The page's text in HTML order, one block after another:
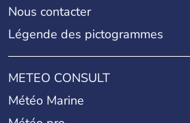
Nous contacter
Légende des pictogrammes
METEO CONSULT
Météo Marine